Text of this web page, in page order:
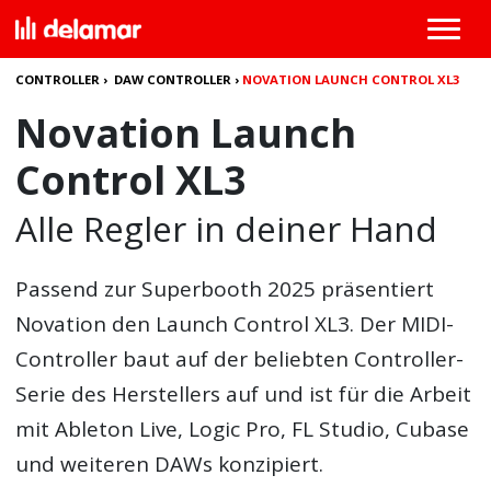
CONTROLLER › DAW CONTROLLER › NOVATION LAUNCH CONTROL XL3
Novation Launch
Control XL3
Alle Regler in deiner Hand
Passend zur Superbooth 2025 präsentiert
Novation den Launch Control XL3. Der MIDI-
Controller baut auf der beliebten Controller-
Serie des Herstellers auf und ist für die Arbeit
mit Ableton Live, Logic Pro, FL Studio, Cubase
und weiteren DAWs konzipiert.